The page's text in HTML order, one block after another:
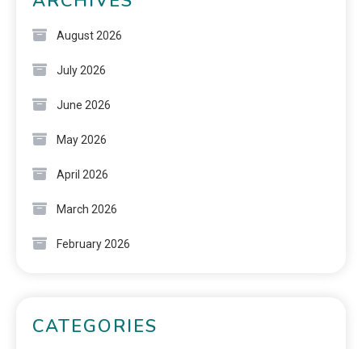
August 2026
July 2026
June 2026
May 2026
April 2026
March 2026
February 2026
CATEGORIES